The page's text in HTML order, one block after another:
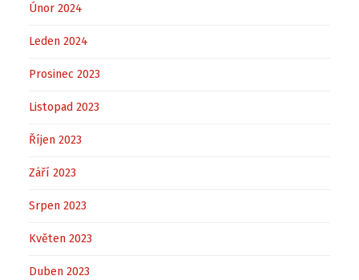
Únor 2024
Leden 2024
Prosinec 2023
Listopad 2023
Říjen 2023
Září 2023
Srpen 2023
Květen 2023
Duben 2023